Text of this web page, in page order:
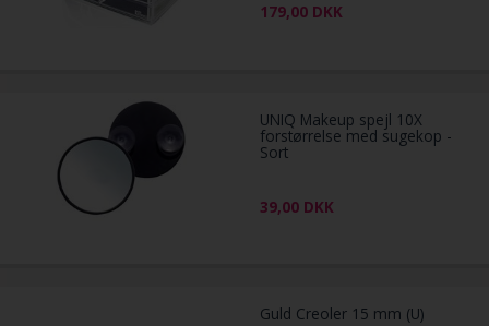
179,00 DKK
UNIQ Makeup spejl 10X
forstørrelse med sugekop -
Sort
39,00 DKK
Guld Creoler 15 mm (U)